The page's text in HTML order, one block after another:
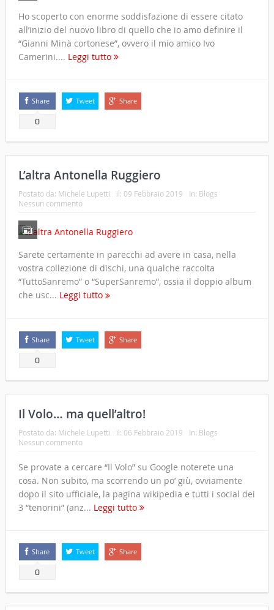
Ho scoperto con enorme soddisfazione di essere citato
all’inizio del nuovo libro di quello che io amo definire il
“Gianni Minà cortonese”, ovvero il mio amico Ivo
Camerini.... Leggi tutto
Share
0
Tweet Share
L’altra Antonella Ruggiero
Postato da: Michele Lupetti il: 09 Febbraio 2019 In: Blogs
Nessun commento
Sarete certamente in parecchi ad avere in casa, nella
vostra collezione di dischi, una qualche raccolta
“TuttoSanremo” o “SuperSanremo”, ossia il doppio album
che usc... Leggi tutto
Share
0
Tweet Share
Il Volo… ma quell’altro!
Postato da: Michele Lupetti il: 06 Febbraio 2019 In: Blogs
Nessun commento
Se provate a cercare “Il Volo” su Google noterete una
cosa. Non subito, ma scorrendo un po’ giù, ovviamente
dopo il sito ufficiale, la pagina wikipedia e tutti i social dei
3 “tenorini” (anz... Leggi tutto
Share
0
Tweet Share